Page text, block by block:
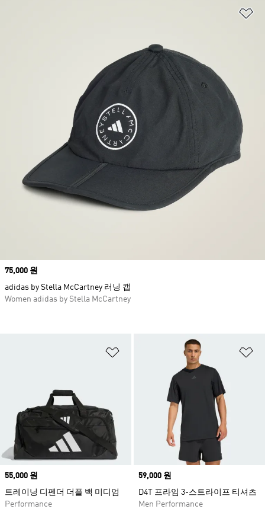
위시리스트 담기
Price
55,000 원
트레이닝 디펜더 더플 백 미디엄
Performance
Price
59,000 원
D4T 프라임 3-스트라이프 티셔츠
Men Performance
Price
75,000 원
adidas by Stella McCartney 러닝 캡
Women adidas by Stella McCartney